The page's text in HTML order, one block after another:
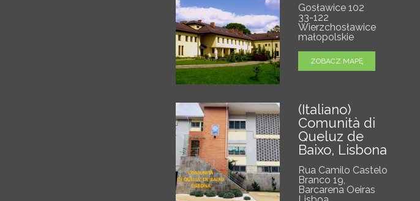
Gosławice 102
33-122
Wierzchosławice
małopolskie
ZOBACZ MAPĘ
(Italiano)
Comunità di
Queluz de
Baixo, Lisbona
Rua Camilo Castelo
Branco 19,
Barcarena Oeiras